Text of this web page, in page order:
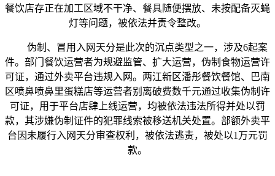
餐饮店存正在加工区域不干净、餐具随便摆放、未按配备灭蝇
灯等问题，被依法并责令整改。
伪制、冒用入网天分是此次的沉点类型之一，涉及6起案
件。部门餐饮运营者为规避监管、扩大运营，伪制食物运营许
可证，通过外卖平台违规入网。两江新区潘彤餐饮餐馆、巴南
区喷鼻喷鼻里蛋糕店等运营者别离破费数千元通过收集伪制许
可证，用于平台店肆上线运营，均被依法违法所得并处以罚
款，其涉嫌伪制证件的犯罪线索被移送机关处置。部额外卖平
台因未履行入网天分审查权利，被依法逃责，被处以1万元罚
款。